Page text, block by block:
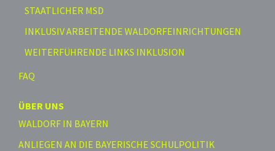
STAATLICHER MSD
INKLUSIV ARBEITENDE WALDORFEINRICHTUNGEN
WEITERFÜHRENDE LINKS INKLUSION
FAQ
ÜBER UNS
WALDORF IN BAYERN
ANLIEGEN AN DIE BAYERISCHE SCHULPOLITIK